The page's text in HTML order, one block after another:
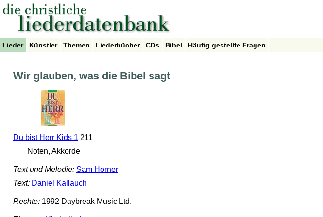
Lieder Künstler Themen Liederbücher CDs Bibel Häufig gestellte Fragen
Wir glauben, was die Bibel sagt
Du bist Herr Kids 1211
Noten, Akkorde
Text und Melodie: Sam Horner
Text: Daniel Kallauch
Rechte:1992 Daybreak Music Ltd.